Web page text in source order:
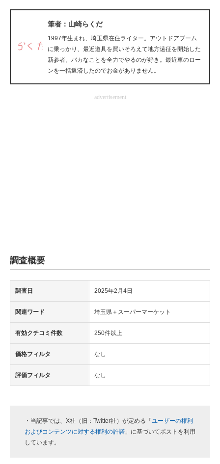
マーケ×ITの今がよく分かる
ITエンジニア向け専門サイト
企業向けIT製品の総合サイト
IT製品の技術・比較・事例
筆者：山崎らくだ
1997年生まれ、埼玉県在住ライター。アウトドアブーム
に乗っかり、最近道具を買いそろえて地方遠征を開始した
新参者。バカなことを全力でやるのが好き。最近車のロー
ンを一括返済したのでお金がありません。
advertisement
調査概要
調査日 2025年2月4日
関連ワード 埼玉県＋スーパーマーケット
有効クチコミ件数 250件以上
価格フィルタ なし
評価フィルタ なし
・当記事では、X社（旧：Twitter社）が定める「 ユーザーの権利
およびコンテンツに対する権利の許諾 」に基づいてポストを利用
しています。